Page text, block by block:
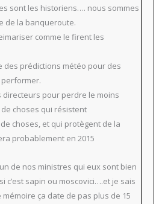
sont les historiens…. nous sommes
de la banqueroute.
comme le firent les
des prédictions météo pour des
performer.
pour perdre le moins
choses qui résistent
choses, et qui protègent de la
probablement en 2015
de nos ministres qui eux sont bien
c’est sapin ou moscovici….et je sais
mémoire ça date de pas plus de 15